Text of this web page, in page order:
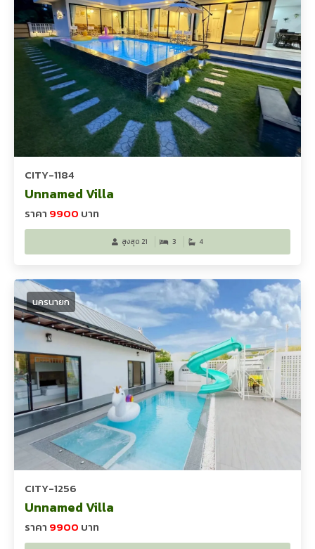
CITY-1184
Unnamed Villa
ราคา 9900 บาท
สูงสุด 21 3 4
นครนายก
CITY-1256
Unnamed Villa
ราคา 9900 บาท